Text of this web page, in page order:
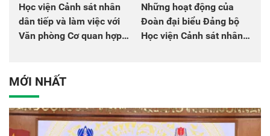
Học viện Cảnh sát nhân
dân tiếp và làm việc với
Văn phòng Cơ quan hợp
Những hoạt động của
Đoàn đại biểu Đảng bộ
Học viện Cảnh sát nhân
MỚI NHẤT